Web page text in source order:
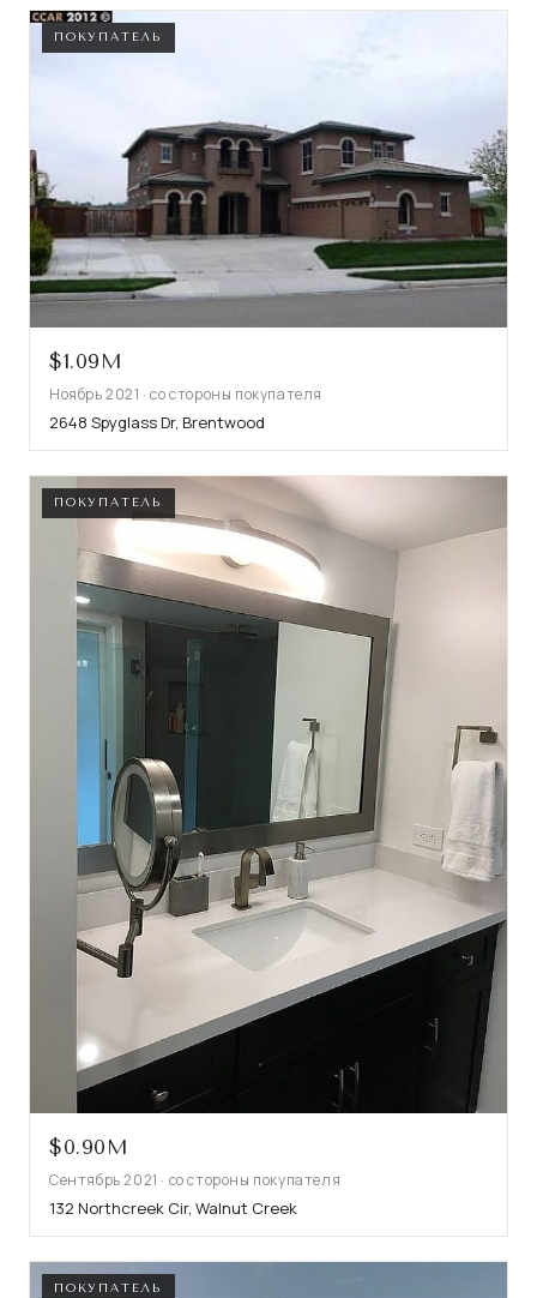
ПОКУПАТЕЛЬ
$1.09M
Ноябрь 2021 · со стороны покупателя
2648 Spyglass Dr, Brentwood
ПОКУПАТЕЛЬ
$0.90M
Сентябрь 2021 · со стороны покупателя
132 Northcreek Cir, Walnut Creek
ПОКУПАТЕЛЬ